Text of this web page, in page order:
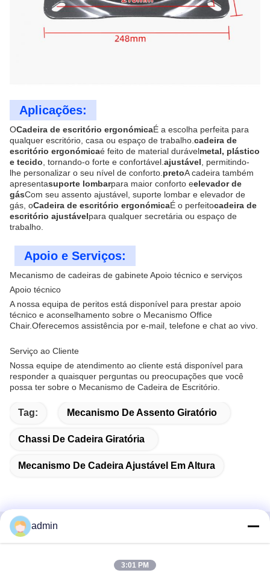
Aplicações:
OCadeira de escritório ergonómicaÉ a escolha perfeita para
qualquer escritório, casa ou espaço de trabalho. cadeira de
escritório ergonómicaé feito de material durávelmetal, plástico
e tecido , tornando-o forte e confortável. ajustável , permitindo-
lhe personalizar o seu nível de conforto. pretoA cadeira também
apresentasuporte lombarpara maior conforto eelevador de
gásCom seu assento ajustável, suporte lombar e elevador de
gás, oCadeira de escritório ergonómicaÉ o perfeitocadeira de
escritório ajustávelpara qualquer secretária ou espaço de
trabalho.
Apoio e Serviços:
Mecanismo de cadeiras de gabinete Apoio técnico e serviços
Apoio técnico
A nossa equipa de peritos está disponível para prestar apoio
técnico e aconselhamento sobre o Mecanismo Office
Chair.Oferecemos assistência por e-mail, telefone e chat ao vivo.
Serviço ao Cliente
Nossa equipe de atendimento ao cliente está disponível para
responder a quaisquer perguntas ou preocupações que você
possa ter sobre o Mecanismo de Cadeira de Escritório.
Tag: Mecanismo De Assento Giratório
Chassi De Cadeira Giratória
Mecanismo De Cadeira Ajustável Em Altura
Contato Rápido
admin
3:01 PM